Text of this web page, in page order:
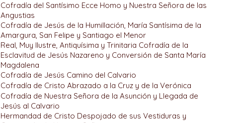
Cofradía del Santísimo Ecce Homo y Nuestra Señora de las
Angustias
Cofradía de Jesús de la Humillación, María Santísima de la
Amargura, San Felipe y Santiago el Menor
Real, Muy Ilustre, Antiquísima y Trinitaria Cofradía de la
Esclavitud de Jesús Nazareno y Conversión de Santa María
Magdalena
Cofradía de Jesús Camino del Calvario
Cofradía de Cristo Abrazado a la Cruz y de la Verónica
Cofradía de Nuestra Señora de la Asunción y Llegada de
Jesús al Calvario
Hermandad de Cristo Despojado de sus Vestiduras y